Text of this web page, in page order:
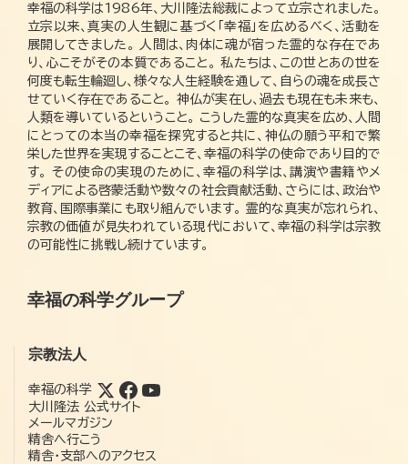
幸福の科学は1986年、大川隆法総裁によって立宗されました。
立宗以来、真実の人生観に基づく「幸福」を広めるべく、活動を
展開してきました。 人間は、肉体に魂が宿った霊的な存在であ
り、心こそがその本質であること。 私たちは、この世とあの世を
何度も転生輪廻し、様々な人生経験を通して、自らの魂を成長さ
せていく存在であること。 神仏が実在し、過去も現在も未来も、
人類を導いているということ。 こうした霊的な真実を広め、人間
にとっての本当の幸福を探究すると共に、神仏の願う平和で繁
栄した世界を実現することこそ、幸福の科学の使命であり目的で
す。 その使命の実現のために、幸福の科学は、講演や書籍やメ
ディアによる啓蒙活動や数々の社会貢献活動、さらには、政治や
教育、国際事業にも取り組んでいます。 霊的な真実が忘れられ、
宗教の価値が見失われている現代において、幸福の科学は宗教
の可能性に挑戦し続けています。
幸福の科学グループ
宗教法人
幸福の科学
大川隆法 公式サイト
メールマガジン
精舎へ行こう
精舎・支部へのアクセス